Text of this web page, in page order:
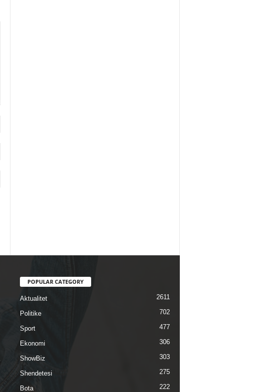
POPULAR CATEGORY
Aktualitet 2611
Politike 702
Sport 477
Ekonomi 306
ShowBiz 303
Shendetesi 275
Bota 222